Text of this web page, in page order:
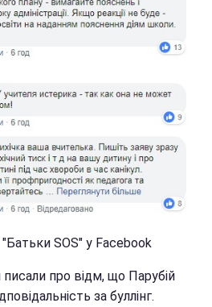
SOS" у Facebook
про відм, що Парубій
за буллінг.